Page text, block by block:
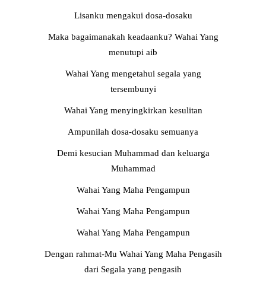
Lisanku mengakui dosa-dosaku
Maka bagaimanakah keadaanku? Wahai Yang
menutupi aib
Wahai Yang mengetahui segala yang
tersembunyi
Wahai Yang menyingkirkan kesulitan
Ampunilah dosa-dosaku semuanya
Demi kesucian Muhammad dan keluarga
Muhammad
Wahai Yang Maha Pengampun
Wahai Yang Maha Pengampun
Wahai Yang Maha Pengampun
Dengan rahmat-Mu Wahai Yang Maha Pengasih
dari Segala yang pengasih